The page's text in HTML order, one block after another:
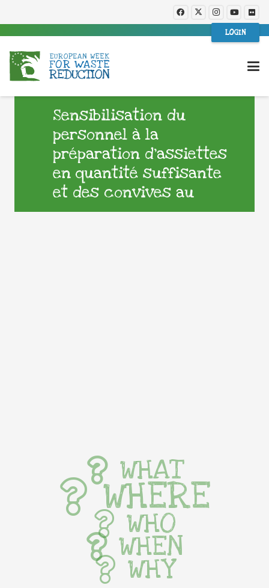
LOGIN
Sensibilisation du
personnel à la
préparation d’assiettes
en quantité suffisante
et des convives au
WHAT
WHERE
WHO
WHEN
WHY